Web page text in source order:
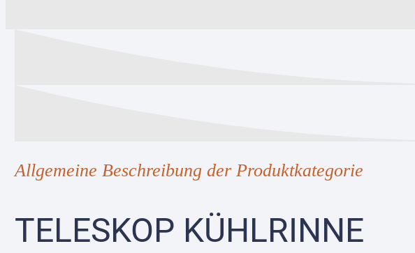
Allgemeine Beschreibung der Produktkategorie
TELESKOP KÜHLRINNE